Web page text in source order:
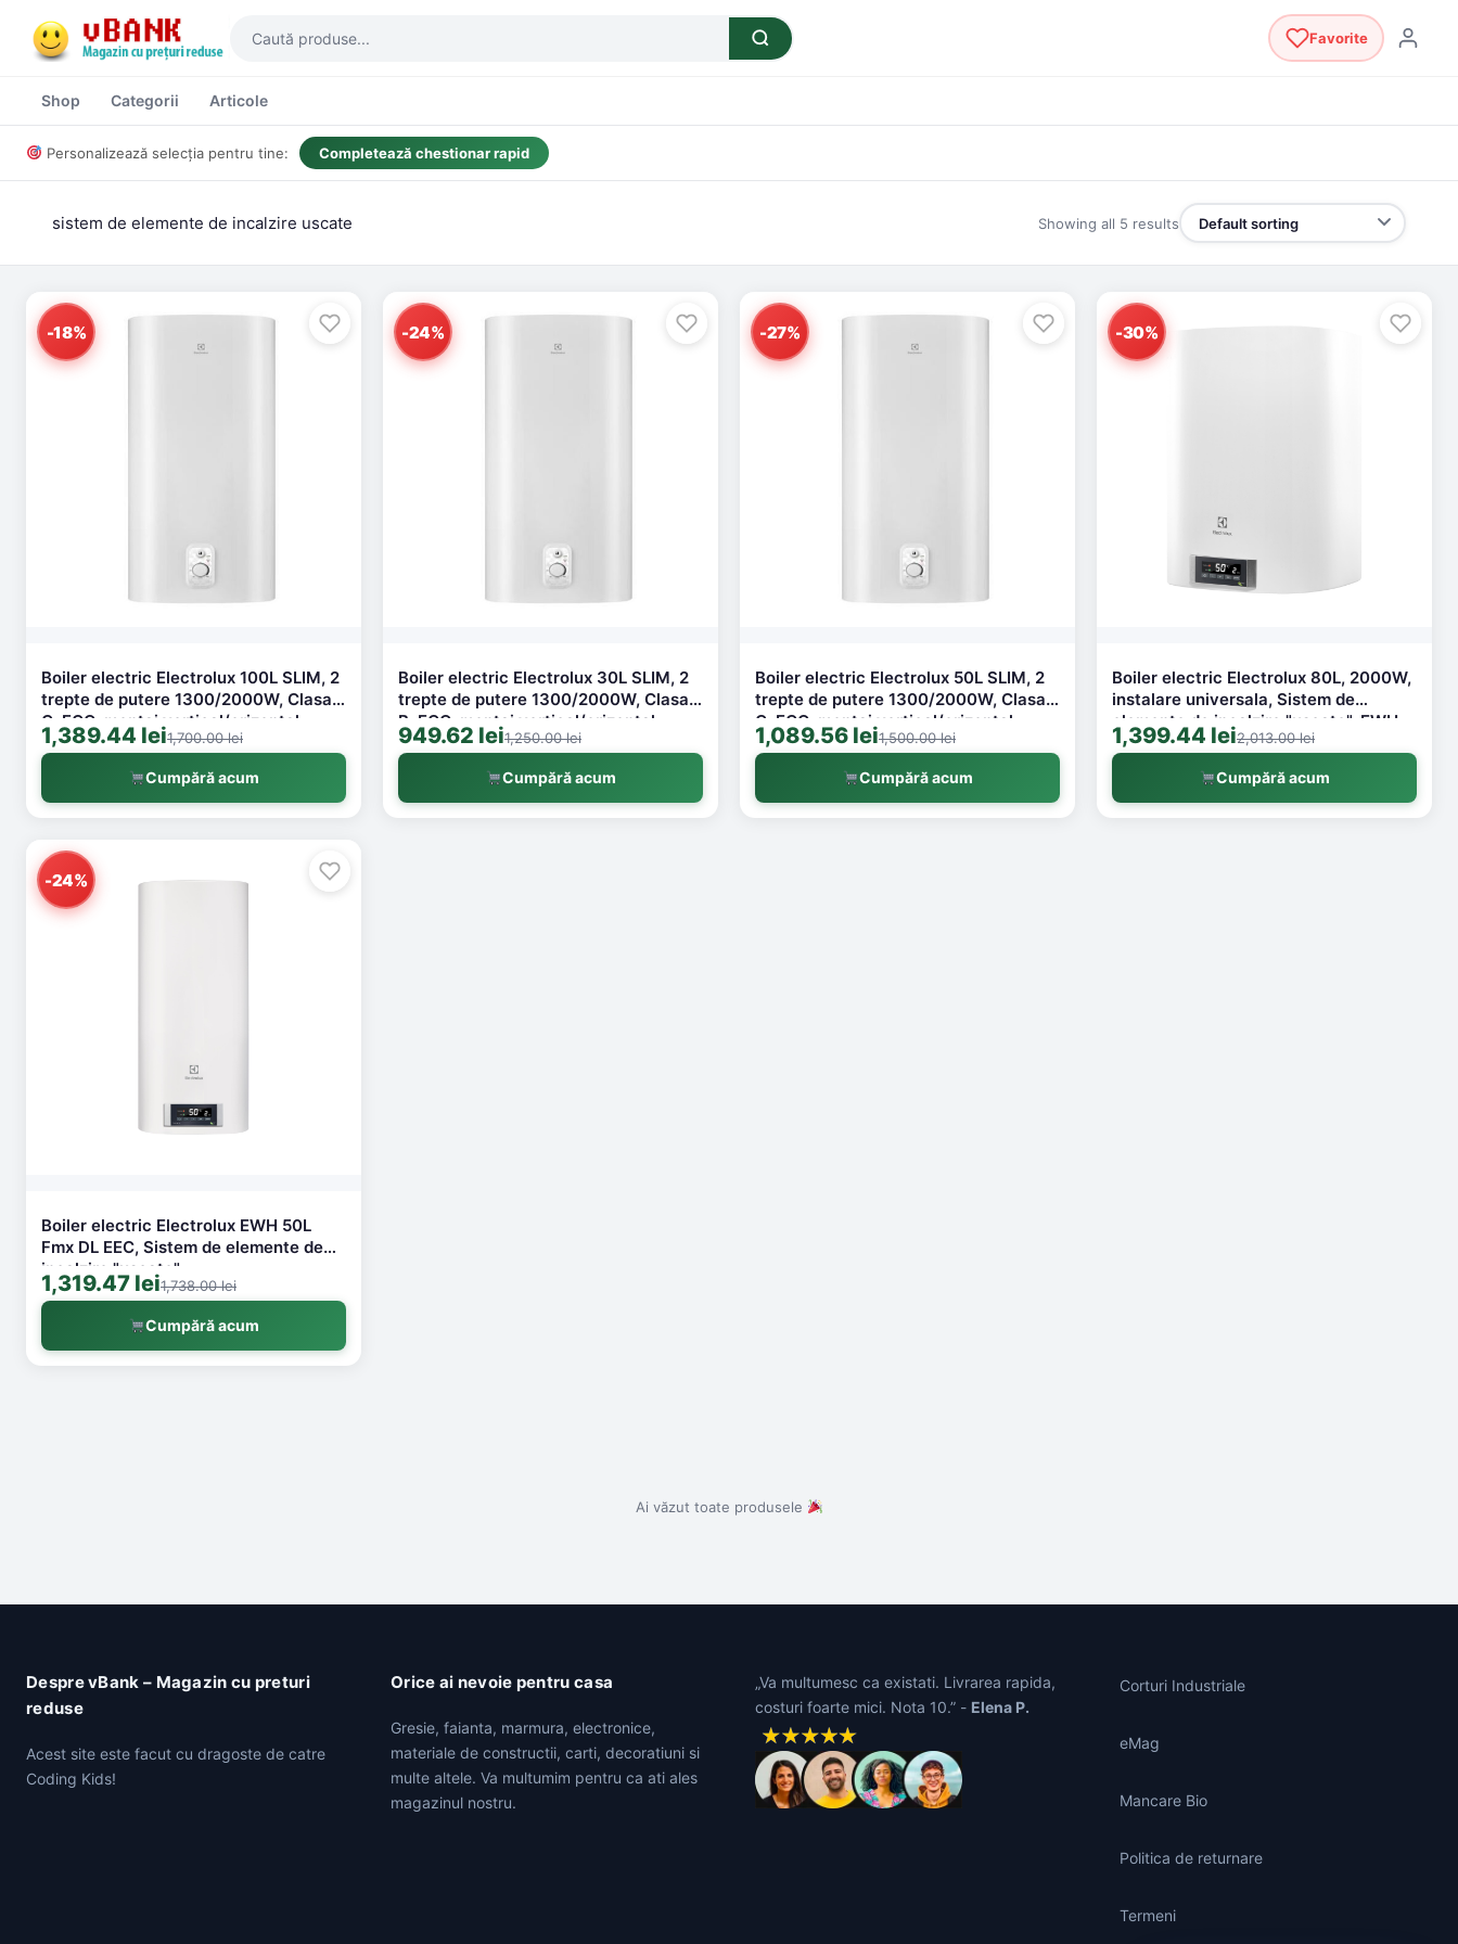
Favorite
Shop Categorii Articole
Personalizează selecția pentru tine: Completează chestionar rapid
sistem de elemente de incalzire uscate Showing all 5 results
-18%
Boiler electric Electrolux 100L SLIM, 2
trepte de putere 1300/2000W, Clasa
C, ECO, montaj vertical/orizontal,
protectie la suprapresiunie, sistem de
elemente de incalzire uscate, model
1,389.44 lei1,700.00 lei
Cumpără acum
-24%
Boiler electric Electrolux 30L SLIM, 2
trepte de putere 1300/2000W, Clasa
B, ECO, montaj vertical/orizontal,
protectie la suprapresiunie, sistem de
elemente de incalzire uscate, model
949.62 lei1,250.00 lei
Cumpără acum
-27%
Boiler electric Electrolux 50L SLIM, 2
trepte de putere 1300/2000W, Clasa
C, ECO, montaj vertical/orizontal,
protectie la suprapresiunie, sistem de
elemente de incalzire uscate, model
1,089.56 lei1,500.00 lei
Cumpără acum
-30%
Boiler electric Electrolux 80L, 2000W,
instalare universala, Sistem de
elemente de incalzire "uscate", EWH
Fmx DL
1,399.44 lei2,013.00 lei
Cumpără acum
-24%
Boiler electric Electrolux EWH 50L
Fmx DL EEC, Sistem de elemente de
incalzire "uscate"
1,319.47 lei1,738.00 lei
Cumpără acum
Ai văzut toate produsele
Despre vBank – Magazin cu preturi
reduse
Acest site este facut cu dragoste de catre
Coding Kids!
Orice ai nevoie pentru casa
Gresie, faianta, marmura, electronice,
materiale de constructii, carti, decoratiuni si
multe altele. Va multumim pentru ca ati ales
magazinul nostru.
„Va multumesc ca existati. Livrarea rapida,
costuri foarte mici. Nota 10.” - Elena P.
Corturi Industriale
eMag
Mancare Bio
Politica de returnare
Termeni